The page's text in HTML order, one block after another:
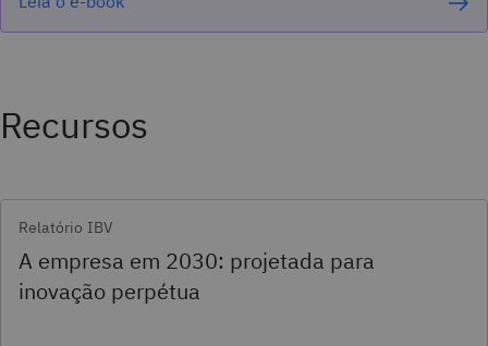
Recursos
Relatório IBV
A empresa em 2030: projetada para
inovação perpétua